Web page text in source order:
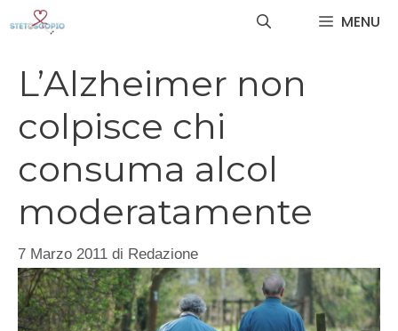
MENU
L’Alzheimer non
colpisce chi
consuma alcol
moderatamente
7 Marzo 2011 di Redazione